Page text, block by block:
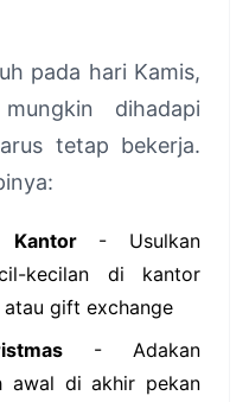
pada hari Kamis,
dihadapi
tetap bekerja.
- Usulkan
kecilan di kantor
gift exchange
- Adakan
awal di akhir pekan